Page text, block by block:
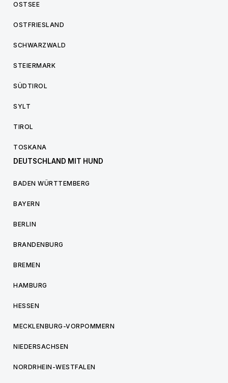
OSTSEE
OSTFRIESLAND
SCHWARZWALD
STEIERMARK
SÜDTIROL
SYLT
TIROL
TOSKANA
DEUTSCHLAND MIT HUND
BADEN WÜRTTEMBERG
BAYERN
BERLIN
BRANDENBURG
BREMEN
HAMBURG
HESSEN
MECKLENBURG-VORPOMMERN
NIEDERSACHSEN
NORDRHEIN-WESTFALEN